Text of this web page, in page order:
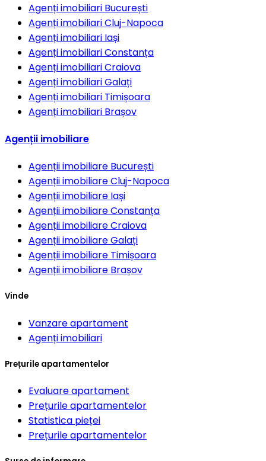
Agenți imobiliari București
Agenți imobiliariCluj-Napoca
Agenți imobiliari Iași
Agenți imobiliariConstanța
Agenți imobiliariCraiova
Agenți imobiliariGalați
Agenți imobiliari Timișoara
Agenți imobiliari Brașov
Agenții imobiliare
Agenții imobiliare București
Agenții imobiliareCluj-Napoca
Agenții imobiliare Iași
Agenții imobiliareConstanța
Agenții imobiliareCraiova
Agenții imobiliareGalați
Agenții imobiliare Timișoara
Agenții imobiliare Brașov
Vinde
Vanzare apartament
Agenți imobiliari
Prețurile apartamentelor
Evaluare apartament
Prețurile apartamentelor
Statistica pieței
Prețurile apartamentelor